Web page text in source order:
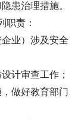
患治理措施。
职责：
业）涉及安全
计审查工作；
做好教育部门